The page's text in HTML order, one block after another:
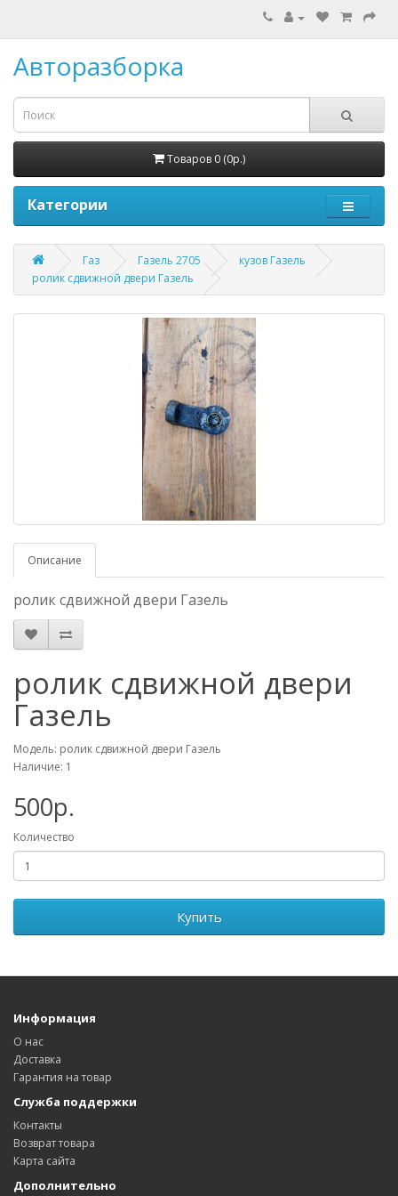
Авторазборка
Товаров 0 (0р.)
Категории
Газ Газель 2705
кузов Газель
ролик сдвижной двери Газель
Описание
ролик сдвижной двери Газель
ролик сдвижной двери
Газель
Модель: ролик сдвижной двери Газель
Наличие: 1
500р.
Количество
Купить
Информация
О нас
Доставка
Гарантия на товар
Служба поддержки
Контакты
Возврат товара
Карта сайта
Дополнительно